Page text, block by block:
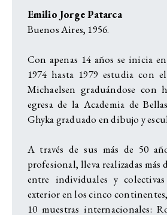
Emilio Jorge Patarca
Buenos Aires, 1956.
Con apenas 14 años se inicia
1974 hasta 1979 estudia con
Michaelsen graduándose con
egresa de la Academia de
Ghyka graduado en dibujo y
A través de sus más de 50
profesional, lleva realizadas más
entre individuales y
exterior en los cinco continentes,
10 muestras internacionales: